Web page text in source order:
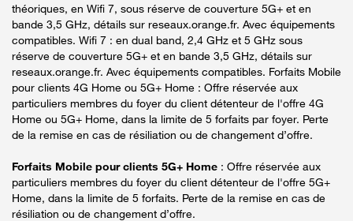
théoriques, en Wifi 7, sous réserve de couverture 5G+ et en
bande 3,5 GHz, détails sur reseaux.orange.fr. Avec équipements
compatibles. Wifi 7 : en dual band, 2,4 GHz et 5 GHz sous
réserve de couverture 5G+ et en bande 3,5 GHz, détails sur
reseaux.orange.fr. Avec équipements compatibles. Forfaits Mobile
pour clients 4G Home ou 5G+ Home : Offre réservée aux
particuliers membres du foyer du client détenteur de l'offre 4G
Home ou 5G+ Home, dans la limite de 5 forfaits par foyer. Perte
de la remise en cas de résiliation ou de changement d’offre.
Forfaits Mobile pour clients 5G+ Home : Offre réservée aux
particuliers membres du foyer du client détenteur de l'offre 5G+
Home, dans la limite de 5 forfaits. Perte de la remise en cas de
résiliation ou de changement d’offre.